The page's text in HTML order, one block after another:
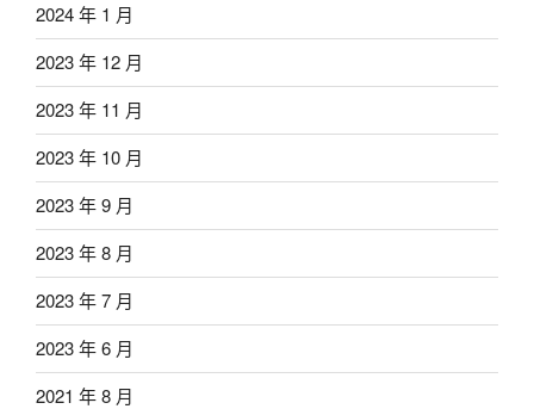
2024 年 1 月
2023 年 12 月
2023 年 11 月
2023 年 10 月
2023 年 9 月
2023 年 8 月
2023 年 7 月
2023 年 6 月
2021 年 8 月